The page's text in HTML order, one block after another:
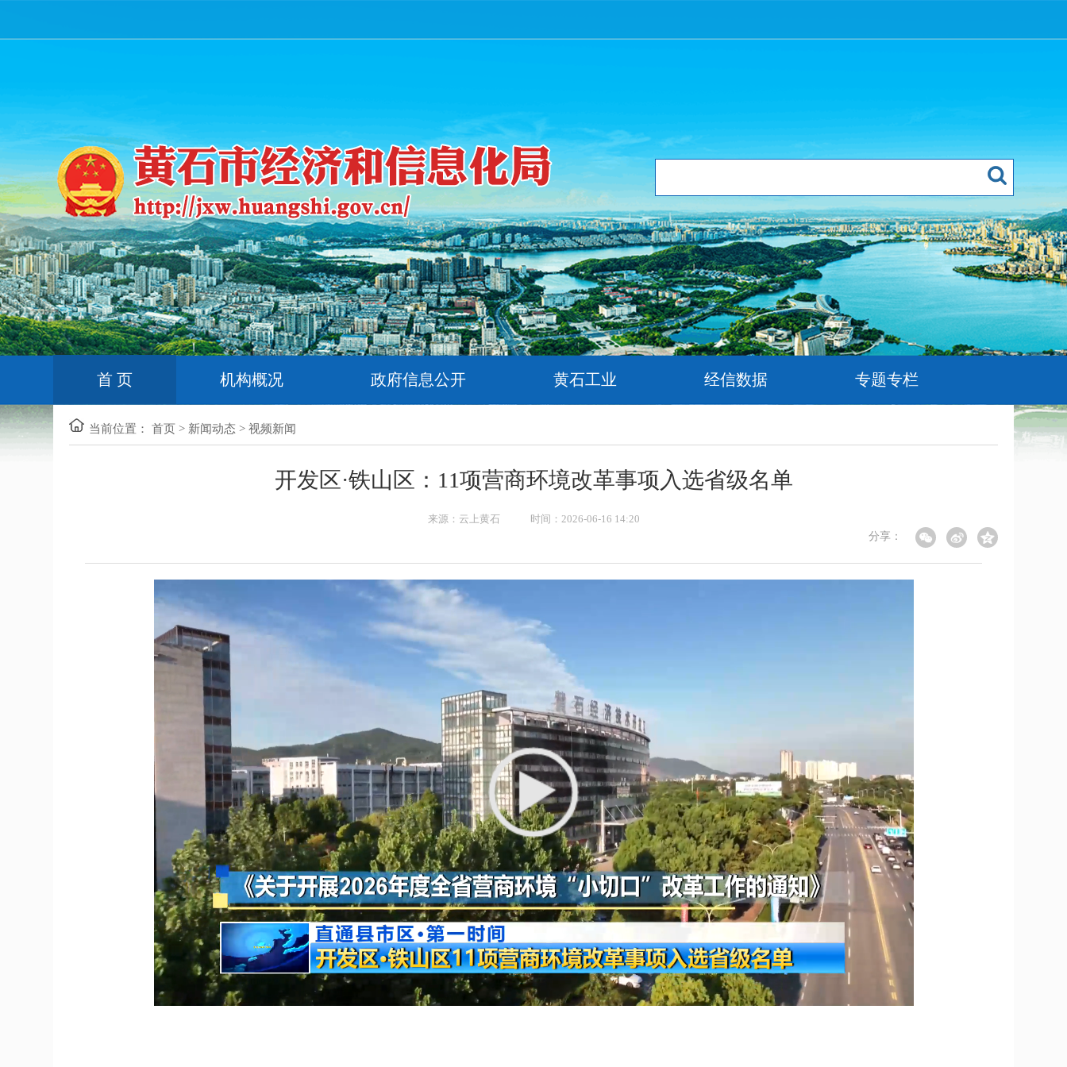
首 页 机构概况 政府信息公开 黄石工业 经信数据 专题专栏
当前位置： 首页 > 新闻动态 > 视频新闻
开发区·铁山区：11项营商环境改革事项入选省级名单
来源：云上黄石 时间：2026-06-16 14:20
分享：